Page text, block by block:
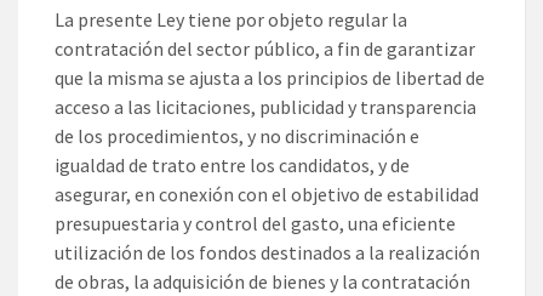
La presente Ley tiene por objeto regular la
contratación del sector público, a fin de garantizar
que la misma se ajusta a los principios de libertad de
acceso a las licitaciones, publicidad y transparencia
de los procedimientos, y no discriminación e
igualdad de trato entre los candidatos, y de
asegurar, en conexión con el objetivo de estabilidad
presupuestaria y control del gasto, una eficiente
utilización de los fondos destinados a la realización
de obras, la adquisición de bienes y la contratación